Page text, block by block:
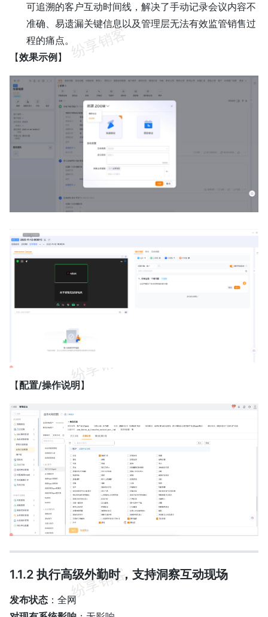
可追溯的客户互动时间线，解决了手动记录会议内容不
准确、易遗漏关键信息以及管理层无法有效监管销售过
程的痛点。
【效果示例 】
【配置/操作说明 】
1.1.2 执行高级外勤时，支持洞察互动现场
发布状态 ：全网